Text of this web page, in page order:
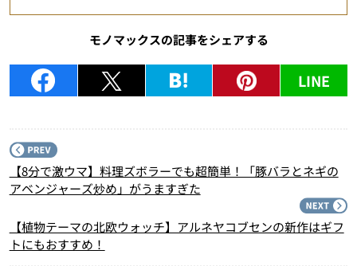
モノマックスの記事をシェアする
LINE
【8分で激ウマ】料理ズボラーでも超簡単！「豚バラとネギの
アベンジャーズ炒め」がうますぎた
【植物テーマの北欧ウォッチ】アルネヤコブセンの新作はギフ
トにもおすすめ！